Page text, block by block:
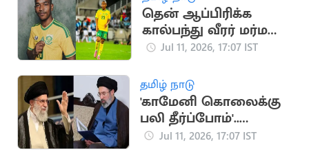
தென் ஆப்பிரிக்க
கால்பந்து வீரர் மர்ம
மரணம்
Jul 11, 2026, 17:07 IST
தமிழ் நாடு
'காமேனி கொலைக்கு
பலி தீர்ப்போம்'..
அமெரிக்கா,
Jul 11, 2026, 17:07 IST